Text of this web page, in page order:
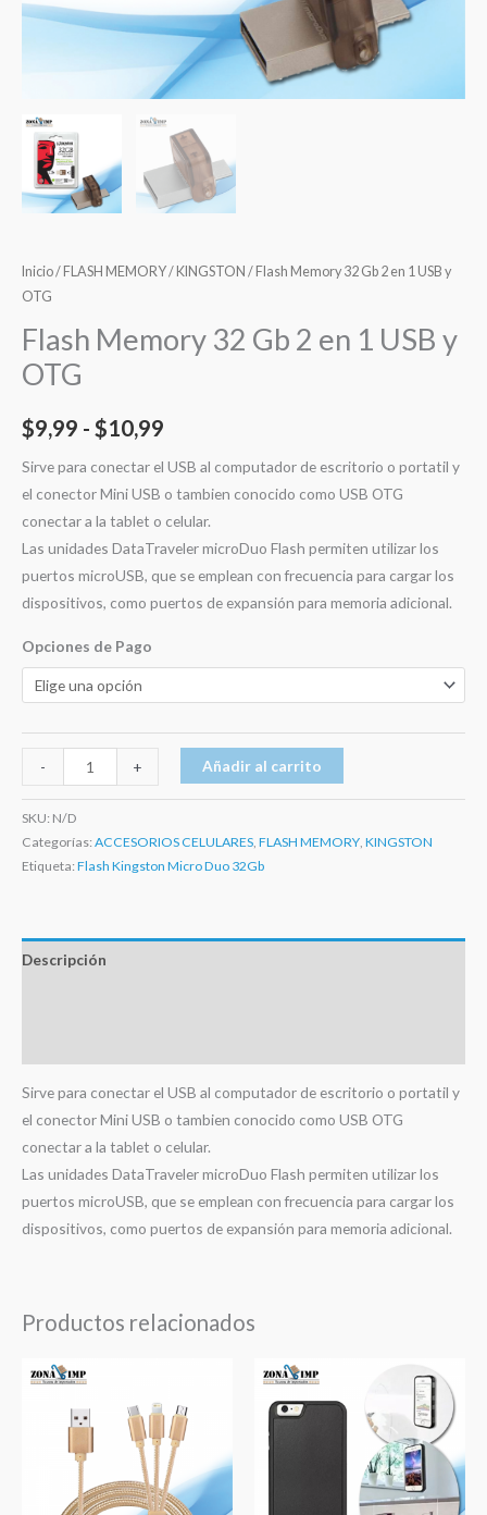
Inicio/ FLASH MEMORY/ KINGSTON / Flash Memory 32 Gb 2 en 1 USB y
OTG
Flash Memory 32 Gb 2 en 1 USB y
OTG
$9,99 - $10,99
Sirve para conectar el USB al computador de escritorio o portatil y
el conector Mini USB o tambien conocido como USB OTG
conectar a la tablet o celular.
Las unidades DataTraveler microDuo Flash permiten utilizar los
puertos microUSB, que se emplean con frecuencia para cargar los
dispositivos, como puertos de expansión para memoria adicional.
Opciones de Pago
- + Añadir al carrito
SKU: N/D
Categorías: ACCESORIOS CELULARES, FLASH MEMORY, KINGSTON
Etiqueta: Flash Kingston Micro Duo 32Gb
Descripción
Sirve para conectar el USB al computador de escritorio o portatil y
el conector Mini USB o tambien conocido como USB OTG
conectar a la tablet o celular.
Las unidades DataTraveler microDuo Flash permiten utilizar los
puertos microUSB, que se emplean con frecuencia para cargar los
dispositivos, como puertos de expansión para memoria adicional.
Productos relacionados
desde
$2,99
precios:
desde